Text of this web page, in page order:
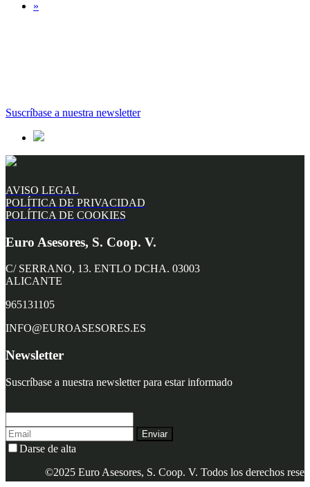
»
Suscríbase a nuestra newsletter
AVISO LEGAL
POLÍTICA DE PRIVACIDAD
POLÍTICA DE COOKIES
Euro Asesores, S. Coop. V.
C/ SERRANO, 13. ENTLO DCHA. 03003
ALICANTE
965131105
INFO@EUROASESORES.ES
Newsletter
Suscríbase a nuestra newsletter para estar informado
Enviar
Darse de alta
©2025 Euro Asesores, S. Coop. V. Todos los derechos